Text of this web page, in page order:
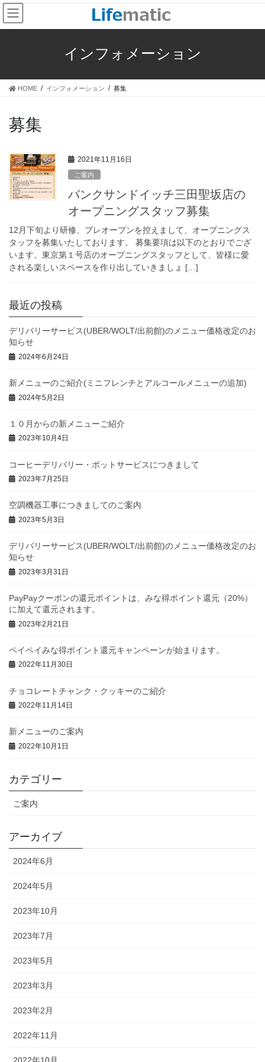
コ
ン
テ
ス
ナ
ビ
ゲ
ン
インフォメーション
HOME インフォメーション 募集
募集
2021年11月16日
ご案内
バンクサンドイッチ三田聖坂店の
オープニングスタッフ募集
12月下旬より研修、プレオープンを控えまして、オープニングス
タッフを募集いたしております。 募集要項は以下のとおりでござ
います。東京第１号店のオープニングスタッフとして、皆様に愛
される楽しいスペースを作り出していきましょ […]
最近の投稿
デリバリーサービス(UBER/WOLT/出前館)のメニュー価格改定のお
知らせ
2024年6月24日
新メニューのご紹介(ミニフレンチとアルコールメニューの追加)
2024年5月2日
１０月からの新メニューご紹介
2023年10月4日
コーヒーデリバリー・ポットサービスにつきまして
2023年7月25日
空調機器工事につきましてのご案内
2023年5月3日
デリバリーサービス(UBER/WOLT/出前館)のメニュー価格改定のお
知らせ
2023年3月31日
PayPayクーポンの還元ポイントは、みな得ポイント還元（20%）
に加えて還元されます。
2023年2月21日
ペイペイみな得ポイント還元キャンペーンが始まります。
2022年11月30日
チョコレートチャンク・クッキーのご紹介
2022年11月14日
新メニューのご案内
2022年10月1日
カテゴリー
ご案内
アーカイブ
2024年6月
2024年5月
2023年10月
2023年7月
2023年5月
2023年3月
2023年2月
2022年11月